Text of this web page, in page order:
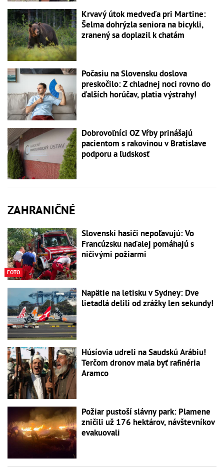
Krvavý útok medveďa pri Martine:
Šelma dohrýzla seniora na bicykli,
zranený sa doplazil k chatám
Počasiu na Slovensku doslova
preskočilo: Z chladnej noci rovno do
ďalších horúčav, platia výstrahy!
Dobrovoľníci OZ Vŕby prinášajú
pacientom s rakovinou v Bratislave
podporu a ľudskosť
ZAHRANIČNÉ
FOTO
Slovenskí hasiči nepoľavujú: Vo
Francúzsku naďalej pomáhajú s
ničivými požiarmi
Napätie na letisku v Sydney: Dve
lietadlá delili od zrážky len sekundy!
Húsíovia udreli na Saudskú Arábiu!
Terčom dronov mala byť rafinéria
Aramco
Požiar pustoší slávny park: Plamene
zničili už 176 hektárov, návštevníkov
evakuovali